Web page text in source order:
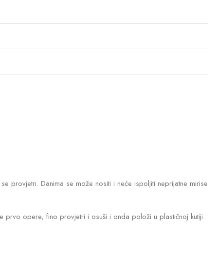
provjetri. Danima se može nositi i neće ispoljiti neprijatne mirise
opere, fino provjetri i osuši i onda položi u plastičnoj kutiji.